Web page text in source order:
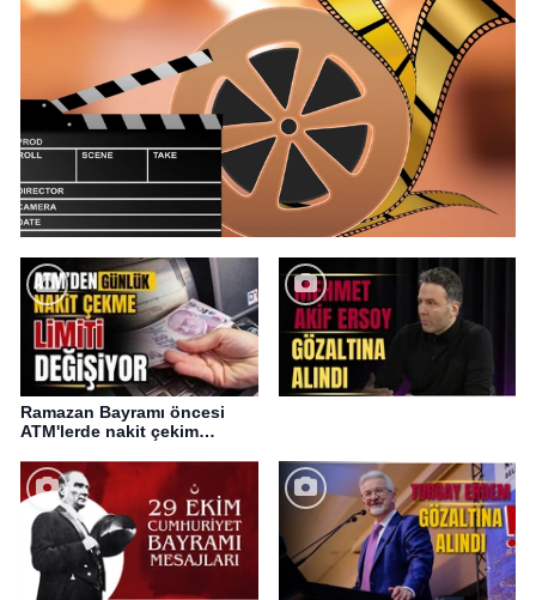
Ramazan Bayramı öncesi
ATM'lerde nakit çekim